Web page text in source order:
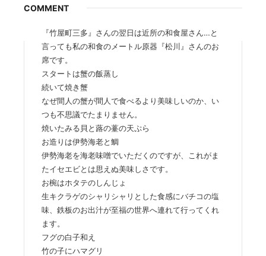
COMMENT
『竹屋町三多』さんの翌日は近所の和食屋さん…と
言っても私の和食のメートル原器『松川』さんのお
席です。
スタートは蟹の飯蒸し
続いて焼き蟹
なぜ間人の蟹が間人で食べるより美味しいのか、い
つも不思議でたまりません。
焼いたみる貝と蕗の薹の天ぷら
お造りは伊勢海老と鯛
伊勢海老を海老味噌でいただくのですが、これがま
たイセエビとは思えぬ美味しさです。
お椀はホタテのしんじょ
生キクラゲのシャリシャリとした食感にバチコの塩
味、鉄板のお出汁が至福の世界へ連れて行ってくれ
ます。
フグの白子和え
竹の子にハマグリ